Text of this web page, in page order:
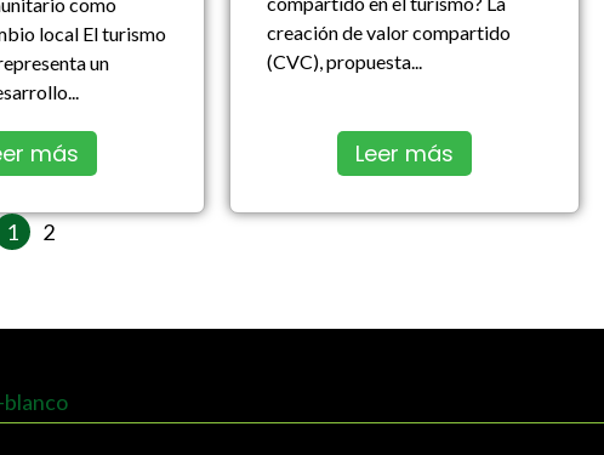
local El turismo
un
más
creación de valor compartido
(CVC), propuesta...
Leer más
1 2